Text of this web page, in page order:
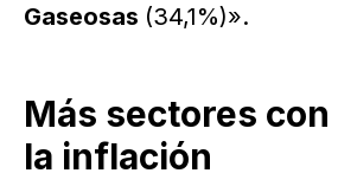
Gaseosas (34,1%)».
Más sectores con
la inflación